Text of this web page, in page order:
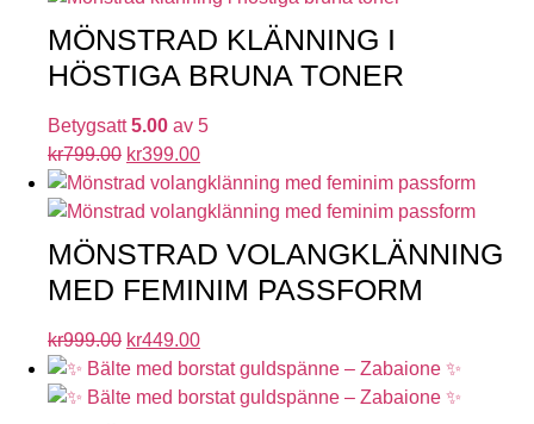
MÖNSTRAD KLÄNNING I
HÖSTIGA BRUNA TONER
Betygsatt5.00 av 5
kr799.00 kr399.00
MÖNSTRAD VOLANGKLÄNNING
MED FEMINIM PASSFORM
kr999.00 kr449.00